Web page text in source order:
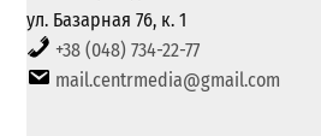
ул. Базарная 76, к. 1
+38 (048) 734-22-77
mail.centrmedia@gmail.com